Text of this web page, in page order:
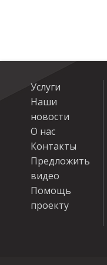
Услуги
Наши
новости
О нас
Контакты
Предложить
видео
Помощь
проекту